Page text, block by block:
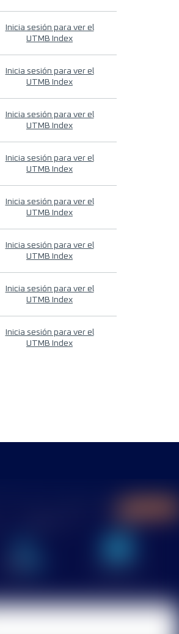
Inicia sesión para ver el
UTMB Index
Inicia sesión para ver el
UTMB Index
Inicia sesión para ver el
UTMB Index
Inicia sesión para ver el
UTMB Index
Inicia sesión para ver el
UTMB Index
Inicia sesión para ver el
UTMB Index
Inicia sesión para ver el
UTMB Index
Inicia sesión para ver el
UTMB Index